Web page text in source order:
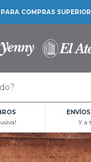
PARA COMPRAS
Y a